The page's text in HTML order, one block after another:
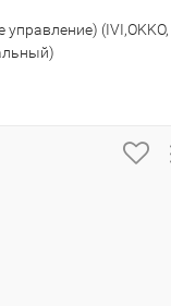
управление) (IVI,OKKO,